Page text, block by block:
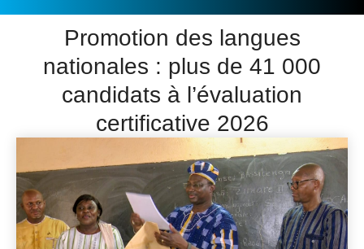
Promotion des langues
nationales : plus de 41 000
candidats à l’évaluation
certificative 2026